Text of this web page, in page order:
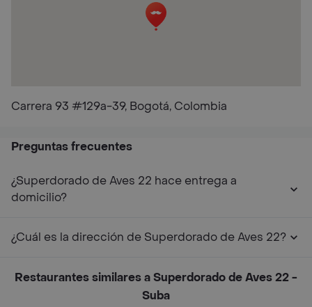
Carrera 93 #129a-39, Bogotá, Colombia
Preguntas frecuentes
¿Superdorado de Aves 22 hace entrega a
domicilio?
¿Cuál es la dirección de Superdorado de Aves 22?
Restaurantes similares a Superdorado de Aves 22 -
Suba